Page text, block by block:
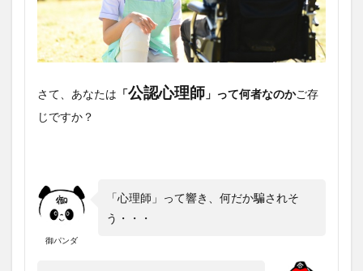
さて、あなたは 「公認心理師 」って何者なのかご存
じですか？
御パンダ
「心理師」って響き、何だか騙されそ
う・・・